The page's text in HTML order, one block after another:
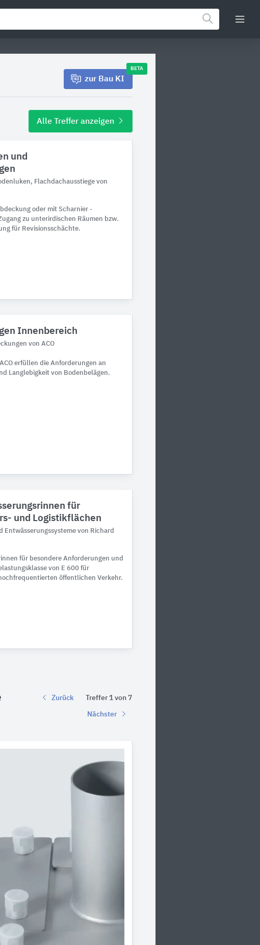
zur Bau KI
BETA
Alle Treffer anzeigen
und
Flachdachausstiege von
oder mit Scharnier -
zu unterirdischen Räumen bzw.
für Revisionsschächte.
Innenbereich
von ACO
erfüllen die Anforderungen an
Langlebigkeit von Bodenbelägen.
für
und Logistikflächen
Entwässerungssysteme von Richard
für besondere Anforderungen und
von E 600 für
öffentlichen Verkehr.
Zurück Treffer 1 von 7
Nächster